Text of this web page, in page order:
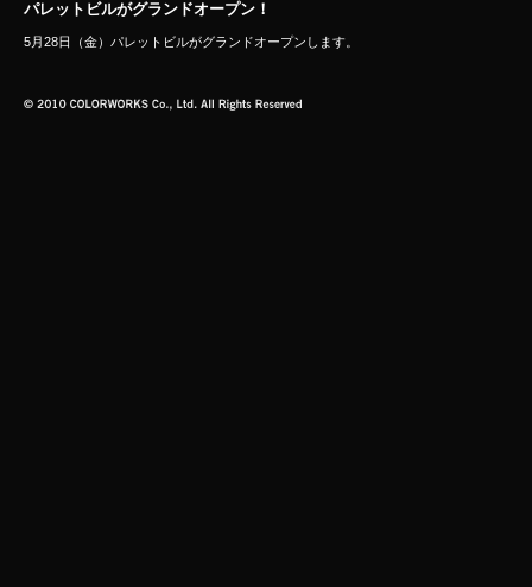
パレットビルがグランドオープン！
5月28日（金）パレットビルがグランドオープンします。